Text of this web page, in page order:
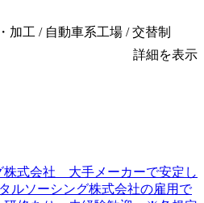
加工 / 自動車系工場 / 交替制
詳細を表示